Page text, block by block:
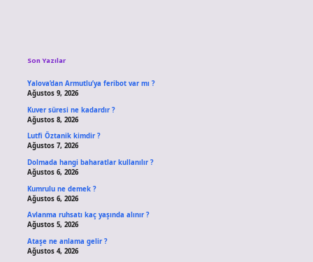
Son Yazılar
Yalova’dan Armutlu’ya feribot var mı ?
Ağustos 9, 2026
Kuver süresi ne kadardır ?
Ağustos 8, 2026
Lutfi Öztanik kimdir ?
Ağustos 7, 2026
Dolmada hangi baharatlar kullanılır ?
Ağustos 6, 2026
Kumrulu ne demek ?
Ağustos 6, 2026
Avlanma ruhsatı kaç yaşında alınır ?
Ağustos 5, 2026
Ataşe ne anlama gelir ?
Ağustos 4, 2026